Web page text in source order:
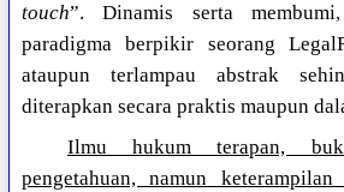
touch”. Dinamis serta
paradigma berpikir seorang
ataupun terlampau abstrak
diterapkan secara praktis maupun
Ilmu hukum terapan,
pengetahuan, namun